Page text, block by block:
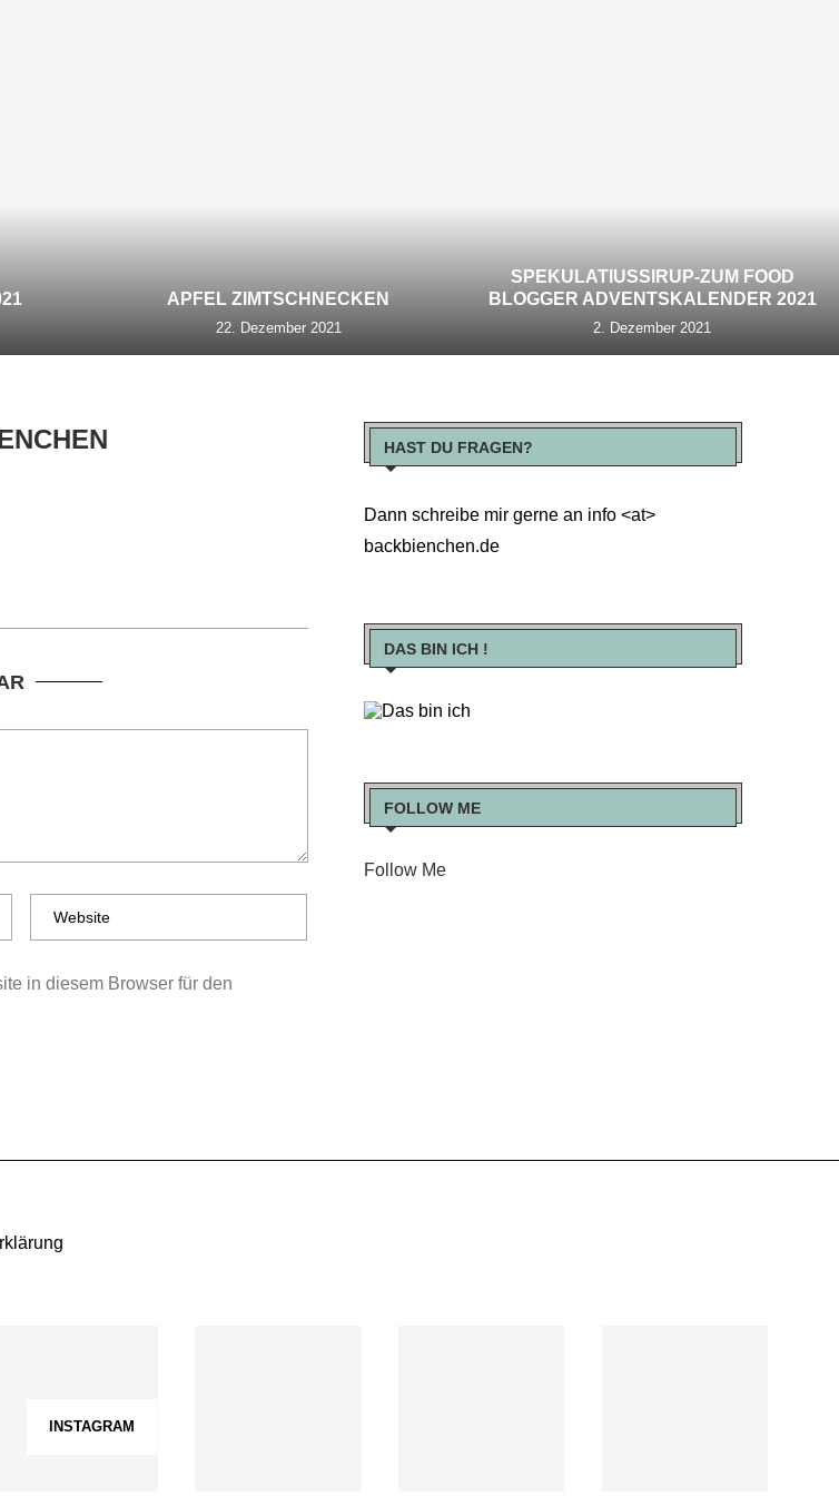
APFEL ZIMTSCHNECKEN
22. Dezember 2021
SPEKULATIUSSIRUP-ZUM FOOD
BLOGGER ADVENTSKALENDER 2021
2. Dezember 2021
in diesem Browser für den
HAST DU FRAGEN?
Dann schreibe mir gerne an info <at>
backbienchen.de
DAS BIN ICH !
FOLLOW ME
Follow Me
INSTAGRAM